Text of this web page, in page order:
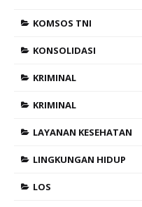
KOMSOS TNI
KONSOLIDASI
KRIMINAL
KRIMINAL
LAYANAN KESEHATAN
LINGKUNGAN HIDUP
LOS